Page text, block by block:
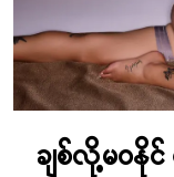
ချစ်လို့မဝနို